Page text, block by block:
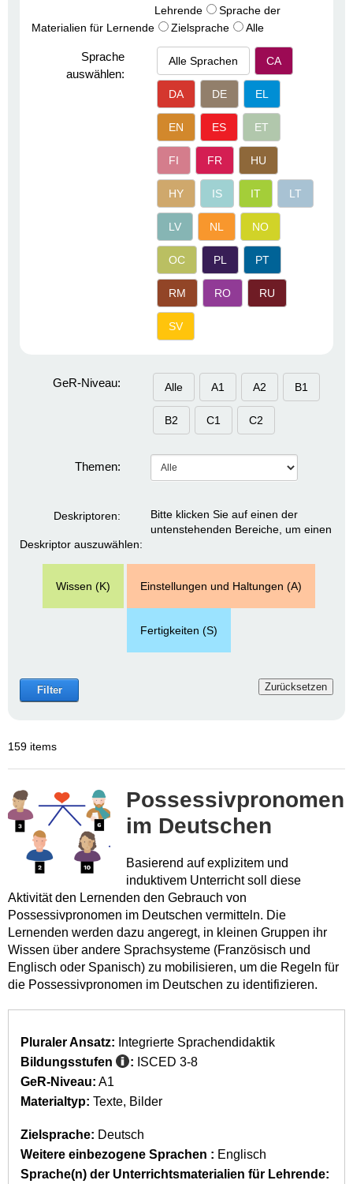
Lehrende
Sprache der
Materialien für Lernende
Zielsprache Alle
Sprache
auswählen:
Alle Sprachen CA
DA DE EL
EN ES ET
FI FR HU
HY IS IT LT
LV NL NO
OC PL PT
RM RO RU
SV
GeR-Niveau: Alle A1 A2 B1
B2 C1 C2
Themen:
Deskriptoren:
Bitte klicken Sie auf einen der
untenstehenden Bereiche, um einen
Deskriptor auszuwählen:
Wissen (K) Einstellungen und Haltungen (A)
Fertigkeiten (S)
Filter Zurücksetzen
159 items
Possessivpronomen
im Deutschen
Basierend auf explizitem und
induktivem Unterricht soll diese
Aktivität den Lernenden den Gebrauch von
Possessivpronomen im Deutschen vermitteln. Die
Lernenden werden dazu angeregt, in kleinen Gruppen ihr
Wissen über andere Sprachsysteme (Französisch und
Englisch oder Spanisch) zu mobilisieren, um die Regeln für
die Possessivpronomen im Deutschen zu identifizieren.
Pluraler Ansatz: Integrierte Sprachendidaktik
Bildungsstufen
: ISCED 3-8
GeR-Niveau: A1
Materialtyp: Texte Bilder
Zielsprache: Deutsch
Weitere einbezogene Sprachen : Englisch
Sprache(n) der Unterrichtsmaterialien für Lehrende: